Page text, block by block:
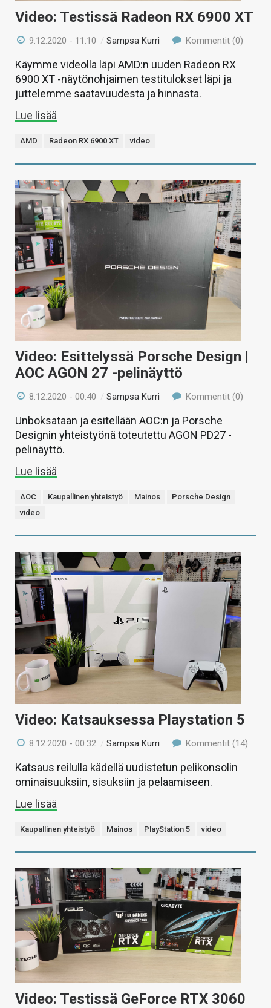
Video: Testissä Radeon RX 6900 XT
9.12.2020 - 11:10 /Sampsa Kurri Kommentit (0)
Käymme videolla läpi AMD:n uuden Radeon RX
6900 XT -näytönohjaimen testitulokset läpi ja
juttelemme saatavuudesta ja hinnasta.
Lue lisää
AMD Radeon RX 6900 XT video
Video: Esittelyssä Porsche Design |
AOC AGON 27 -pelinäyttö
8.12.2020 - 00:40 /Sampsa Kurri Kommentit (0)
Unboksataan ja esitellään AOC:n ja Porsche
Designin yhteistyönä toteutettu AGON PD27 -
pelinäyttö.
Lue lisää
AOC Kaupallinen yhteistyö Mainos
Porsche Design
video
Video: Katsauksessa Playstation 5
8.12.2020 - 00:32 /Sampsa Kurri Kommentit (14)
Katsaus reilulla kädellä uudistetun pelikonsolin
ominaisuuksiin, sisuksiin ja pelaamiseen.
Lue lisää
Kaupallinen yhteistyö Mainos PlayStation 5 video
Video: Testissä GeForce RTX 3060